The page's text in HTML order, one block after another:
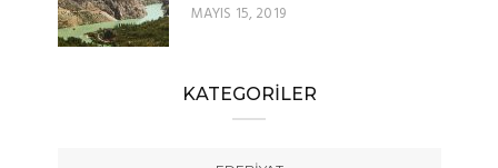
MAYIS 15, 2019
KATEGORİLER